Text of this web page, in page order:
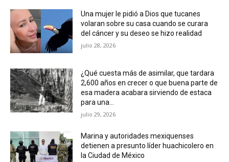
Una mujer le pidió a Dios que tucanes
volaran sobre su casa cuando se curara
del cáncer y su deseo se hizo realidad
julio 28, 2026
¿Qué cuesta más de asimilar, que tardara
2,600 años en crecer o que buena parte de
esa madera acabara sirviendo de estaca
para una...
julio 29, 2026
Marina y autoridades mexiquenses
detienen a presunto líder huachicolero en
la Ciudad de México